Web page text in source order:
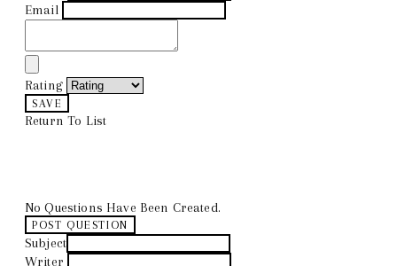
Email
Rating
SAVE
Return To List
No Questions Have Been Created.
POST QUESTION
Subject
Writer